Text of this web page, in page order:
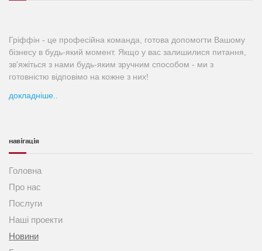
Гріффін - це професійна команда, готова допомогти Вашому
бізнесу в будь-який момент. Якщо у вас залишилися питання,
зв'яжіться з нами будь-яким зручним способом - ми з
готовністю відповімо на кожне з них!
докладніше..
навігація
Головна
Про нас
Послуги
Наші проекти
Новини